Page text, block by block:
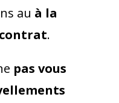
au à la
.
pas vous